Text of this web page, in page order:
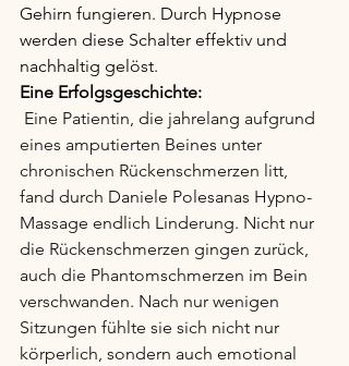
Gehirn fungieren. Durch Hypnose
werden diese Schalter effektiv und
nachhaltig gelöst.
Eine Erfolgsgeschichte:
Eine Patientin, die jahrelang aufgrund
eines amputierten Beines unter
chronischen Rückenschmerzen litt,
fand durch Daniele Polesanas Hypno-
Massage endlich Linderung. Nicht nur
die Rückenschmerzen gingen zurück,
auch die Phantomschmerzen im Bein
verschwanden. Nach nur wenigen
Sitzungen fühlte sie sich nicht nur
körperlich, sondern auch emotional